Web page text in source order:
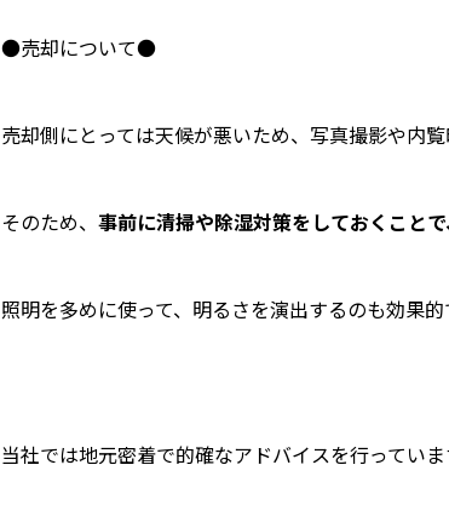
●売却について●
売却側にとっては天候が悪いため、写真撮影や内覧
そのため、 事前に清掃や除湿対策をしておくこと
照明を多めに使って、明るさを演出するのも効果
当社では地元密着で的確なアドバイスを行っていま